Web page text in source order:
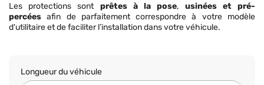
Les protections sont prêtes à la pose, usinées et pré-
percées afin de parfaitement correspondre à votre modèle
d'utilitaire et de faciliter l’installation dans votre véhicule.
Longueur du véhicule